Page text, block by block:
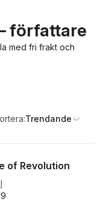
författare
med fri frakt och
Trendande
of Revolution